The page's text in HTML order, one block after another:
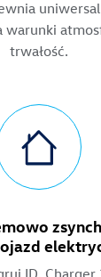
warunki
trwałość.
ID. Charger